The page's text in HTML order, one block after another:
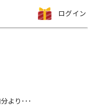
ログイン
より･･･